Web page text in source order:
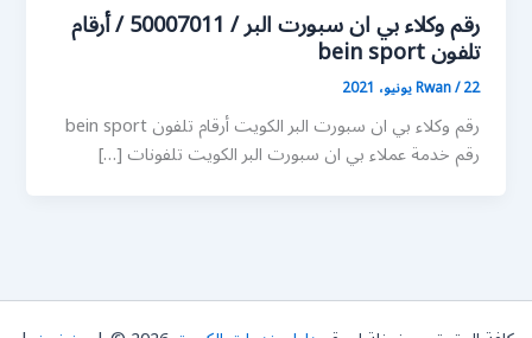
رقم وكلاء بي ان سبورت البر / 50007011 / أرقام
تلفون bein sport
Rwan/22 يونيو، 2021
رقم وكلاء بي ان سبورت البر الكويت أرقام تلفون bein sport
رقم خدمة عملاء بي ان سبورت البر الكويت تلفونات […]